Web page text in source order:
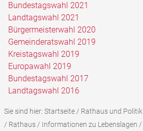
Bundestagswahl 2021
Landtagswahl 2021
Bürgermeisterwahl 2020
Gemeinderatswahl 2019
Kreistagswahl 2019
Europawahl 2019
Bundestagswahl 2017
Landtagswahl 2016
Sie sind hier: Startseite/ Rathaus und Politik
/ Rathaus/ Informationen zu Lebenslagen /